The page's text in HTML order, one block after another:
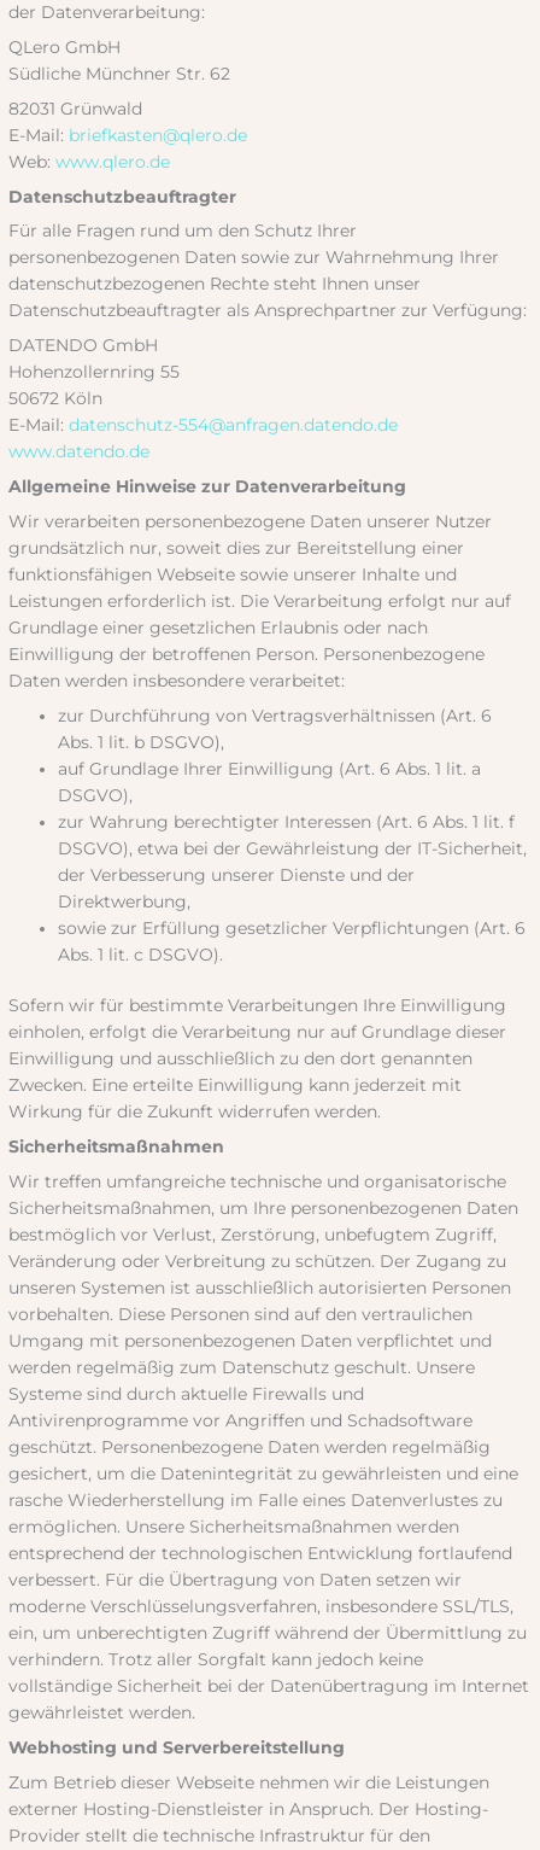
der Datenverarbeitung:
QLero GmbH
Südliche Münchner Str. 62
82031 Grünwald
E-Mail: briefkasten@qlero.de
Web:www.qlero.de
Datenschutzbeauftragter
Für alle Fragen rund um den Schutz Ihrer
personenbezogenen Daten sowie zur Wahrnehmung Ihrer
datenschutzbezogenen Rechte steht Ihnen unser
Datenschutzbeauftragter als Ansprechpartner zur Verfügung:
DATENDO GmbH
Hohenzollernring 55
50672 Köln
E-Mail:datenschutz-554@anfragen.datendo.de
www.datendo.de
Allgemeine Hinweise zur Datenverarbeitung
Wir verarbeiten personenbezogene Daten unserer Nutzer
grundsätzlich nur, soweit dies zur Bereitstellung einer
funktionsfähigen Webseite sowie unserer Inhalte und
Leistungen erforderlich ist. Die Verarbeitung erfolgt nur auf
Grundlage einer gesetzlichen Erlaubnis oder nach
Einwilligung der betroffenen Person. Personenbezogene
Daten werden insbesondere verarbeitet:
zur Durchführung von Vertragsverhältnissen (Art. 6
Abs. 1 lit. b DSGVO),
auf Grundlage Ihrer Einwilligung (Art. 6 Abs. 1 lit. a
DSGVO),
zur Wahrung berechtigter Interessen (Art. 6 Abs. 1 lit. f
DSGVO), etwa bei der Gewährleistung der IT-Sicherheit,
der Verbesserung unserer Dienste und der
Direktwerbung,
sowie zur Erfüllung gesetzlicher Verpflichtungen (Art. 6
Abs. 1 lit. c DSGVO).
Sofern wir für bestimmte Verarbeitungen Ihre Einwilligung
einholen, erfolgt die Verarbeitung nur auf Grundlage dieser
Einwilligung und ausschließlich zu den dort genannten
Zwecken. Eine erteilte Einwilligung kann jederzeit mit
Wirkung für die Zukunft widerrufen werden.
Sicherheitsmaßnahmen
Wir treffen umfangreiche technische und organisatorische
Sicherheitsmaßnahmen, um Ihre personenbezogenen Daten
bestmöglich vor Verlust, Zerstörung, unbefugtem Zugriff,
Veränderung oder Verbreitung zu schützen. Der Zugang zu
unseren Systemen ist ausschließlich autorisierten Personen
vorbehalten. Diese Personen sind auf den vertraulichen
Umgang mit personenbezogenen Daten verpflichtet und
werden regelmäßig zum Datenschutz geschult. Unsere
Systeme sind durch aktuelle Firewalls und
Antivirenprogramme vor Angriffen und Schadsoftware
geschützt. Personenbezogene Daten werden regelmäßig
gesichert, um die Datenintegrität zu gewährleisten und eine
rasche Wiederherstellung im Falle eines Datenverlustes zu
ermöglichen. Unsere Sicherheitsmaßnahmen werden
entsprechend der technologischen Entwicklung fortlaufend
verbessert. Für die Übertragung von Daten setzen wir
moderne Verschlüsselungsverfahren, insbesondere SSL/TLS,
ein, um unberechtigten Zugriff während der Übermittlung zu
verhindern. Trotz aller Sorgfalt kann jedoch keine
vollständige Sicherheit bei der Datenübertragung im Internet
gewährleistet werden.
Webhosting und Serverbereitstellung
Zum Betrieb dieser Webseite nehmen wir die Leistungen
externer Hosting-Dienstleister in Anspruch. Der Hosting-
Provider stellt die technische Infrastruktur für den